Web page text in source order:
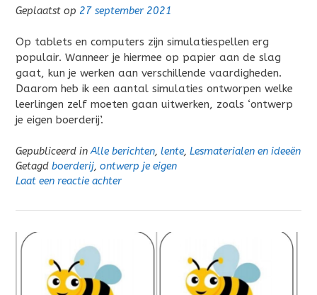
Geplaatst op 27 september 2021
Op tablets en computers zijn simulatiespellen erg
populair. Wanneer je hiermee op papier aan de slag
gaat, kun je werken aan verschillende vaardigheden.
Daarom heb ik een aantal simulaties ontworpen welke
leerlingen zelf moeten gaan uitwerken, zoals ‘ontwerp
je eigen boerderij’.
Gepubliceerd inAlle berichten, lente, Lesmaterialen en ideeën
Getagd boerderij, ontwerp je eigen
Laat een reactie achter